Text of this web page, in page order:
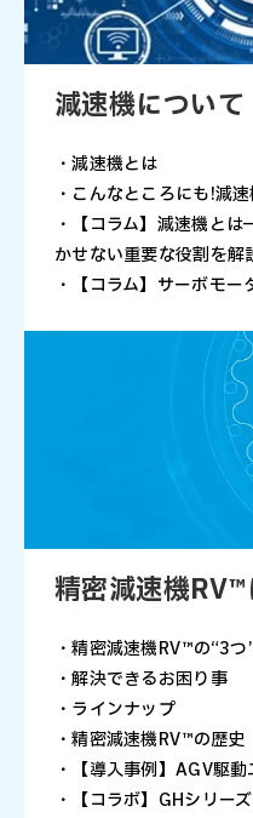
減速機について
・減速機とは
・こんなところにも!減速
・【コラム】減速機と
かせない重要な役割を解
・【コラム】サーボモ
精密減速機RV™
・精密減速機RV™の“3
・解決できるお困り事
・ラインナップ
・精密減速機RV™の歴史
・【導入事例】AGV駆
・【コラボ】GHシリー